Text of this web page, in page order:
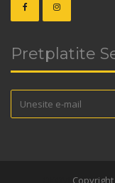
Pretplatite